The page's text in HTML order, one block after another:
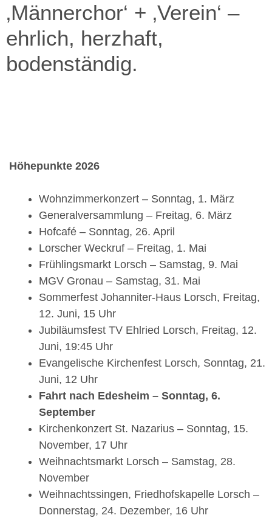
‚Männerchor‘ + ‚Verein‘ –
ehrlich, herzhaft,
bodenständig.
Höhepunkte 2026
Wohnzimmerkonzert – Sonntag, 1. März
Generalversammlung – Freitag, 6. März
Hofcafé – Sonntag, 26. April
Lorscher Weckruf – Freitag, 1. Mai
Frühlingsmarkt Lorsch – Samstag, 9. Mai
MGV Gronau – Samstag, 31. Mai
Sommerfest Johanniter-Haus Lorsch, Freitag,
12. Juni, 15 Uhr
Jubiläumsfest TV Ehlried Lorsch, Freitag, 12.
Juni, 19:45 Uhr
Evangelische Kirchenfest Lorsch, Sonntag, 21.
Juni, 12 Uhr
Fahrt nach Edesheim – Sonntag, 6.
September
Kirchenkonzert St. Nazarius – Sonntag, 15.
November, 17 Uhr
Weihnachtsmarkt Lorsch – Samstag, 28.
November
Weihnachtssingen, Friedhofskapelle Lorsch –
Donnerstag, 24. Dezember, 16 Uhr